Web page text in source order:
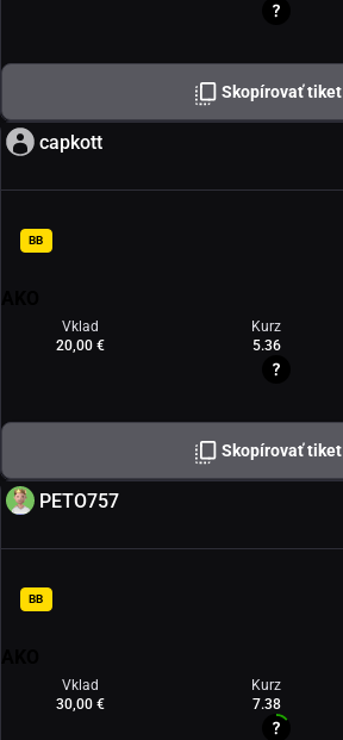
Skopírovať tiket
capkott
BB
Vklad
20,00 €
Kurz
5.36
Skopírovať tiket
PETO757
BB
Vklad
30,00 €
Kurz
7.38